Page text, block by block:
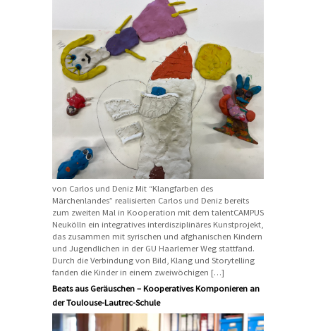
von Carlos und Deniz Mit “Klangfarben des
Märchenlandes” realisierten Carlos und Deniz bereits
zum zweiten Mal in Kooperation mit dem talentCAMPUS
Neukölln ein integratives interdisziplinäres Kunstprojekt,
das zusammen mit syrischen und afghanischen Kindern
und Jugendlichen in der GU Haarlemer Weg stattfand.
Durch die Verbindung von Bild, Klang und Storytelling
fanden die Kinder in einem zweiwöchigen […]
Beats aus Geräuschen – Kooperatives Komponieren an
der Toulouse-Lautrec-Schule